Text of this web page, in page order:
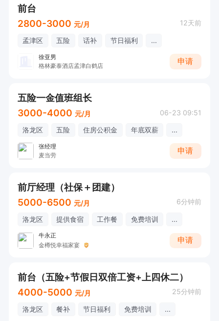
前台
2800-3000 元/月 12天前
孟津区 五险 话补 节日福利 ...
徐亚男
格林豪泰酒店孟津白鹤店
申请
五险一金值班组长
3000-4000 元/月 06-23 09:51
洛龙区 五险 住房公积金 年底双薪 ...
张经理
麦当劳
申请
前厅经理（社保＋团建）
5000-6500 元/月 6分钟前
洛龙区 提供食宿 工作餐 免费培训 ...
牛永正
金樽悦幸福家宴
申请
前台（五险+节假日双倍工资+上四休二）
4000-5000 元/月 25分钟前
洛龙区 餐补 节日福利 免费培训 ...